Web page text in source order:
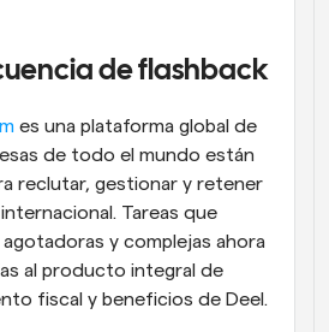
potenciadda con llamadas
por IA
y los recordatorios
las últimas noticias y
en minutos
Dinámico
de flashback
es una plataforma global de
de todo el mundo están
reclutar, gestionar y retener
Tareas que
y complejas ahora
al producto integral de
fiscal y beneficios de Deel.